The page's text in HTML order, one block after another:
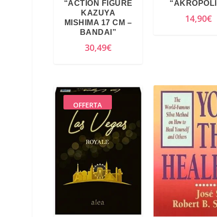
e
3
1
,
9
€
.
“ACTION FIGURE
KAZUYA
MISHIMA 17 CM –
BANDAI”
30,49€
14,90€
OFFERTA